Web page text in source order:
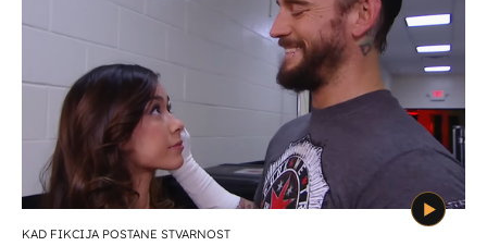
KAD FIKCIJA POSTANE STVARNOST